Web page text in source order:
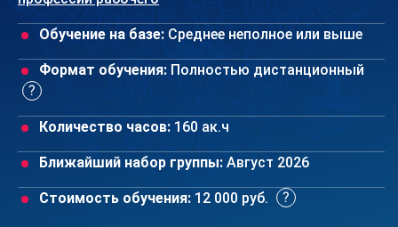
Обучение на базе: Среднее неполное или выше
Формат обучения: Полностью дистанционный
Количество часов: 160 ак.ч
Ближайший набор группы: Август 2026
Стоимость обучения: 12 000 руб.